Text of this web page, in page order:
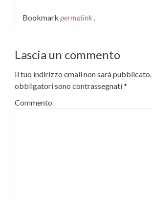
Bookmark permalink .
Lascia un commento
Il tuo indirizzo email non sarà pubblicato.
obbligatori sono contrassegnati*
Commento